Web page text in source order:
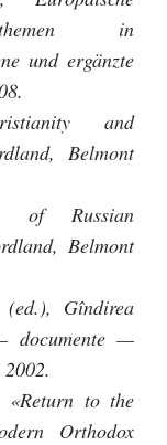
in
und ergänzte
and
Belmont
of Russian
Belmont
Gîndirea
documente —
to the
Orthodox